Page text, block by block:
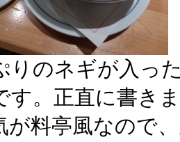
りのネギが入っ
す。正直に書き
が料亭風なので